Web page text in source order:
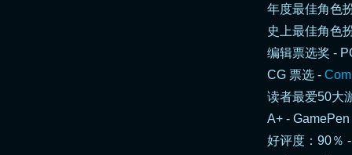
年度最佳角色
史上最佳角色
编辑票选奖 -
CG 票选 -
读者最爱50大
A+ - GamePen
好评度：90％